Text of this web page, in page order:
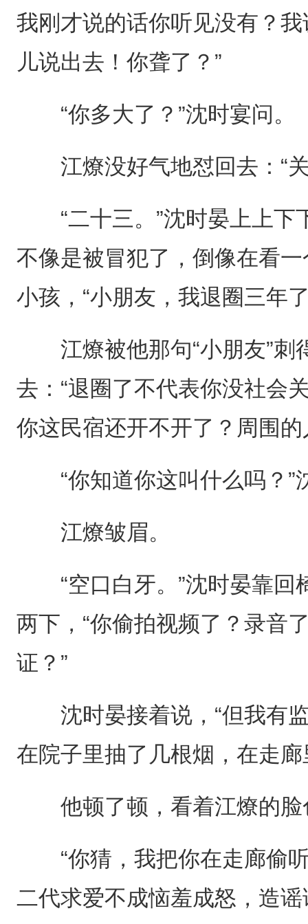
我刚才说的话你听见没有？
儿说出去！你聋了？”
“你多大了？”沈时宴问。
江燎没好气地怼回去：“关
“二十三。”沈时晏上上下
不像是被冒犯了，倒像在看
小孩，“小朋友，我退圈三年
江燎被他那句“小朋友”刺
去：“退圈了不代表你没社会
你这民宿还开不开了？周围的
“你知道你这叫什么吗？”
江燎皱眉。
“空口白牙。”沈时晏靠回
两下，“你偷拍视频了？录音
证？”
沈时晏接着说，“但我有监
在院子里抽了几根烟，在走
他顿了顿，看着江燎的脸
“你猜，我把你在走廊偷听
二代求爱不成恼羞成怒，造